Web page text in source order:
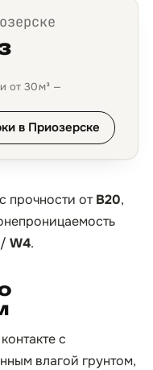
от 30 м³ —
в Приозерске
прочности отB20,
/ W4.
с
влагой грунтом,